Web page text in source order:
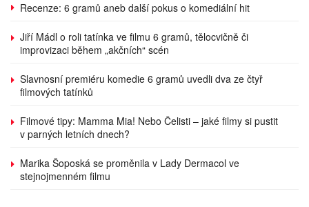
Recenze: 6 gramů aneb další pokus o komediální hit
Jiří Mádl o roli tatínka ve filmu 6 gramů, tělocvičně či
improvizaci během „akčních“ scén
Slavnosní premiéru komedie 6 gramů uvedli dva ze čtyř
filmových tatínků
Filmové tipy: Mamma Mia! Nebo Čelisti – jaké filmy si pustit
v parných letních dnech?
Marika Šoposká se proměnila v Lady Dermacol ve
stejnojmenném filmu